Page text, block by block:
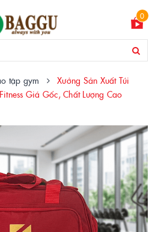
0
tập gym
Xưởng Sản Xuất Túi
Giá Gốc, Chất Lượng Cao